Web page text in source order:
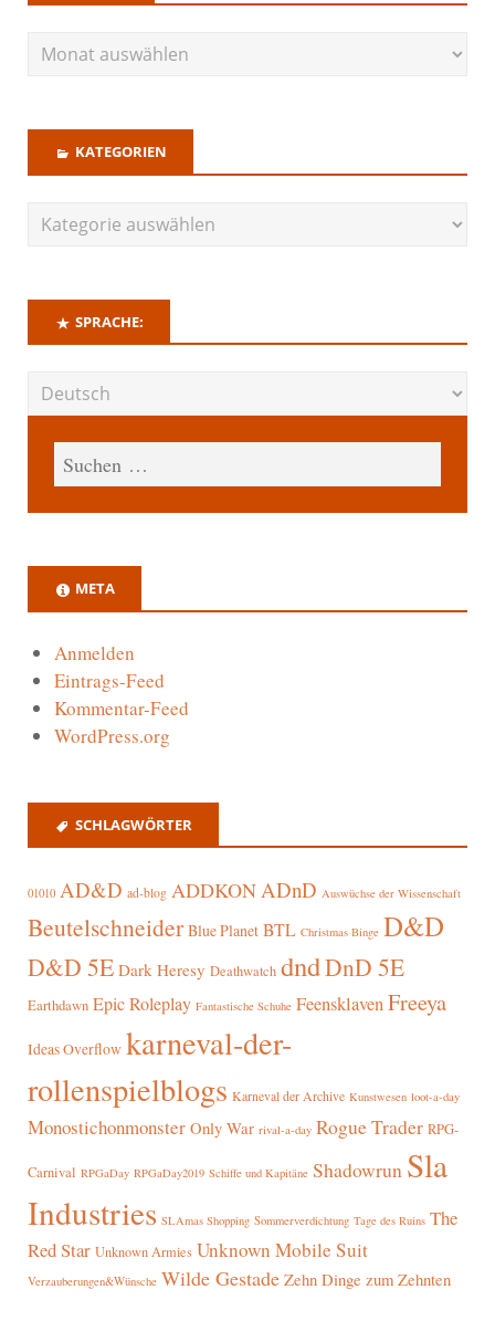
KATEGORIEN
SPRACHE:
META
Anmelden
Eintrags-Feed
Kommentar-Feed
WordPress.org
SCHLAGWÖRTER
01010 AD&D ad-blog ADDKONADnD Auswüchse der Wissenschaft
Beutelschneider Blue Planet BTL Christmas Binge D&D
D&D 5E Dark Heresy Deathwatch dndDnD 5E
Earthdawn Epic Roleplay Fantastische Schuhe FeensklavenFreeya
Ideas Overflow karneval-der-
rollenspielblogs Karneval der Archive Kunstwesen loot-a-day
Monostichonmonster Only War rival-a-day Rogue Trader RPG-
Carnival RPGaDay RPGaDay2019 Schiffe und Kapitäne Shadowrun Sla
Industries SLAmas Shopping Sommerverdichtung Tage des Ruins The
Red Star Unknown Armies Unknown Mobile Suit
Verzauberungen&Wünsche Wilde Gestade Zehn Dinge zum Zehnten